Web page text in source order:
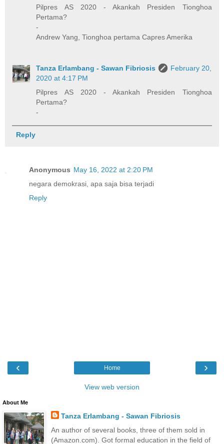
Pilpres AS 2020 - Akankah Presiden Tionghoa
Pertama?
-
Andrew Yang, Tionghoa pertama Capres Amerika
Tanza Erlambang - Sawan Fibriosis
February 20,
2020 at 4:17 PM
Pilpres AS 2020 - Akankah Presiden Tionghoa
Pertama?
-
Reply
Anonymous May 16, 2022 at 2:20 PM
negara demokrasi, apa saja bisa terjadi
Reply
‹ ›
Home
View web version
About Me
Tanza Erlambang - Sawan Fibriosis
An author of several books, three of them sold in
(Amazon.com). Got formal education in the field of